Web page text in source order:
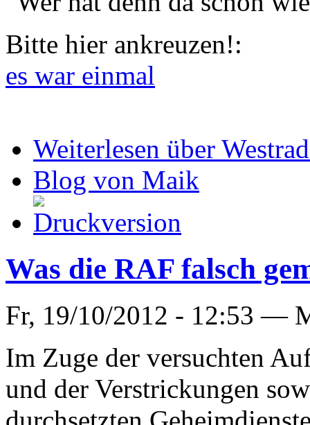
Bitte hier ankreuzen!:
es war einmal
Weiterlesen über
Blog von Maik
Was die RAF falsch
Fr, 19/10/2012 - 12:53 —
Im Zuge der versuchten
und der Verstrickungen